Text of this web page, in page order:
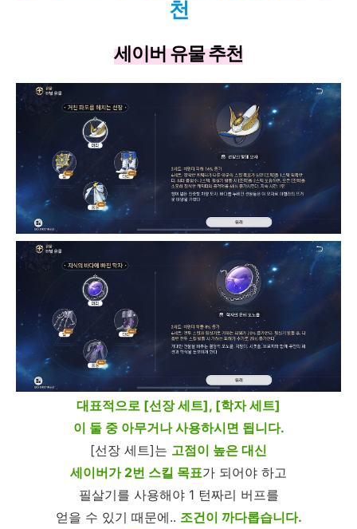
천
세이버 유물 추천
대표적으로 [선장 세트], [학자 세트]
이 둘 중 아무거나 사용하시면 됩니다.
[선장 세트]는 고점이 높은 대신
세이버가 2번 스킬 목표가 되어야 하고
필살기를 사용해야 1 턴짜리 버프를
얻을 수 있기 때문에.. 조건이 까다롭습니다.